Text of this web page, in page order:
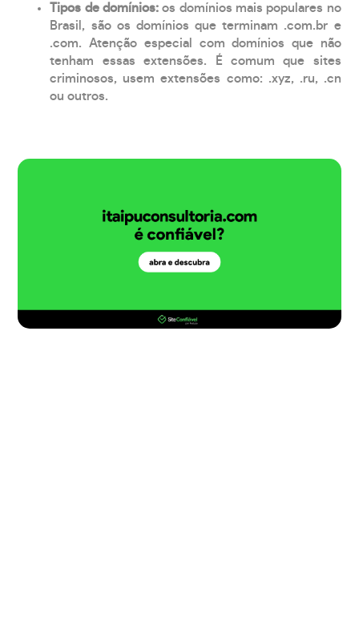
Tipos de domínios:os domínios mais populares no
Brasil, são os domínios que terminam .com.br e
.com. Atenção especial com domínios que não
tenham essas extensões. É comum que sites
criminosos, usem extensões como: .xyz, .ru, .cn
ou outros.